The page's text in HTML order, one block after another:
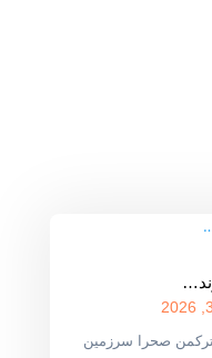
صحرا سرزمین